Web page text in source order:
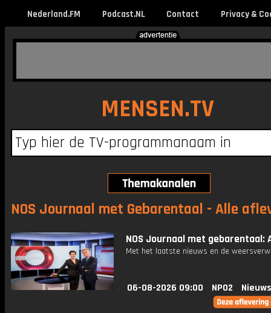
Nederland.FM Podcast.NL Contact Privacy &
MENSEN.TV
NOS Journaal met Gebarentaal - Alle
NOS Journaal met gebarentaal:
Met het laatste nieuws en de
06-08-2026 09:00 NPO2